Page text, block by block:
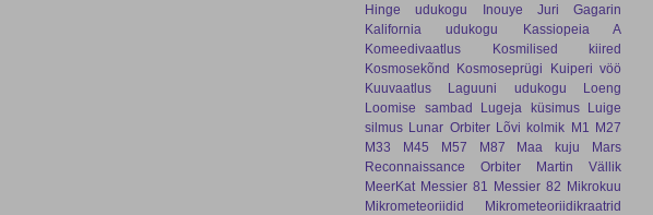
Hinge udukogu
Inouye
Juri Gagarin
Kalifornia udukogu
Kassiopeia A
Komeedivaatlus
Kosmilised kiired
Kosmosekõnd Kosmoseprügi
Kuiperi vöö
Kuuvaatlus
Laguuni udukogu
Loeng
Loomise sambad
Lugeja küsimus
Luige
silmus Lunar Orbiter Lõvi kolmik M1
M27
M33
M45 M57 M87 Maa kuju
Mars
Reconnaissance Orbiter
Martin Vällik
MeerKat Messier 81 Messier 82 Mikrokuu
Mikrometeoriidid
Mikrometeoriidikraatrid